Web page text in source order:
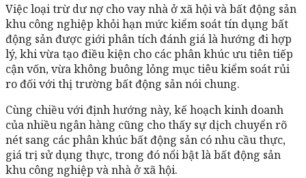
Việc loại trừ dư nợ cho vay nhà ở xã hội và bất động sản
khu công nghiệp khỏi hạn mức kiểm soát tín dụng bất
động sản được giới phân tích đánh giá là hướng đi hợp
lý, khi vừa tạo điều kiện cho các phân khúc ưu tiên tiếp
cận vốn, vừa không buông lỏng mục tiêu kiểm soát rủi
ro đối với thị trường bất động sản nói chung.
Cùng chiều với định hướng này, kế hoạch kinh doanh
của nhiều ngân hàng cũng cho thấy sự dịch chuyển rõ
nét sang các phân khúc bất động sản có nhu cầu thực,
giá trị sử dụng thực, trong đó nổi bật là bất động sản
khu công nghiệp và nhà ở xã hội.